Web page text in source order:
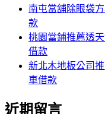
南屯當舖除眼袋
款
桃園當鋪推薦透
借款
新北木地板公司
車借款
近期留言